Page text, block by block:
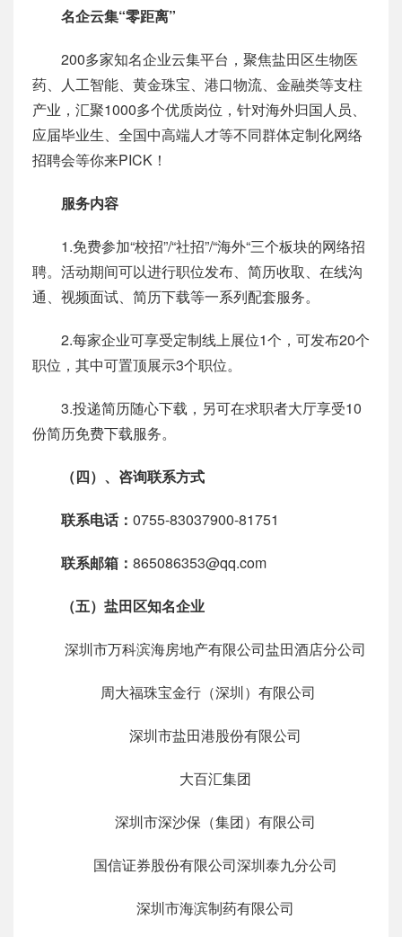
名企云集“零距离”
200多家知名企业云集平台，聚焦盐田区生物医
药、人工智能、黄金珠宝、港口物流、金融类等支柱
产业，汇聚1000多个优质岗位，针对海外归国人员、
应届毕业生、全国中高端人才等不同群体定制化网络
招聘会等你来PICK！
服务内容
1.免费参加“校招”/“社招”/“海外“三个板块的网络招
聘。活动期间可以进行职位发布、简历收取、在线沟
通、视频面试、简历下载等一系列配套服务。
2.每家企业可享受定制线上展位1个，可发布20个
职位，其中可置顶展示3个职位。
3.投递简历随心下载，另可在求职者大厅享受10
份简历免费下载服务。
（四）、咨询联系方式
联系电话： 0755-83037900-81751
联系邮箱： 865086353@qq.com
（五）盐田区知名企业
深圳市万科滨海房地产有限公司盐田酒店分公司
周大福珠宝金行（深圳）有限公司
深圳市盐田港股份有限公司
大百汇集团
深圳市深沙保（集团）有限公司
国信证券股份有限公司深圳泰九分公司
深圳市海滨制药有限公司